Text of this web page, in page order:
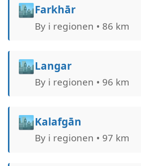
🏙️Farkhār
By i regionen • 86 km
🏙️Langar
By i regionen • 96 km
🏙️Kalafgān
By i regionen • 97 km